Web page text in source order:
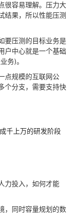
很容易理解。压力大
结果，所以性能压测
要压测的目标业务是
户中心就是一个基础
务)。
点规模的互联网公
个分支，需要支持快
千上万的研发阶段
力投入，如何才能
，同时容量规划的数